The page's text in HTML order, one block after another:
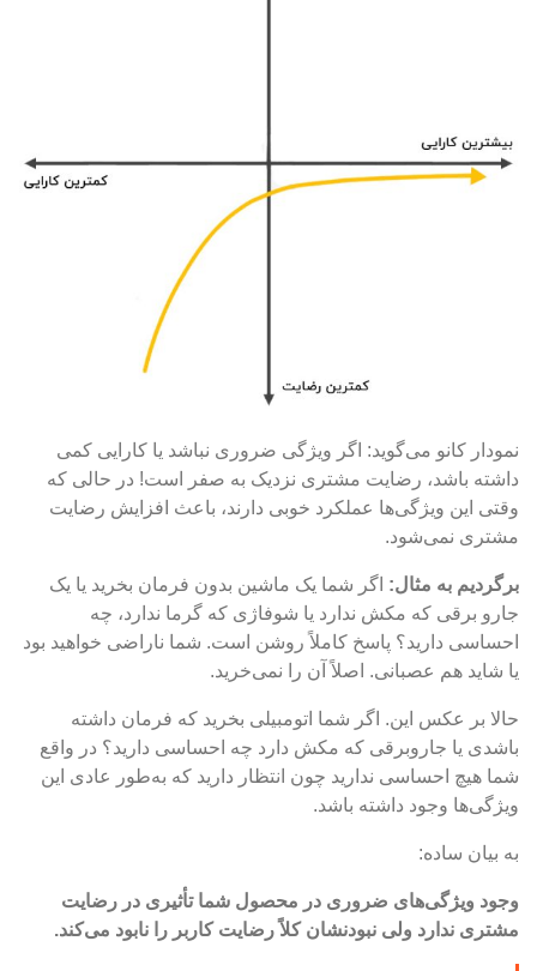
نمودار کانو می‌گوید: اگر ویژگی‌ ضروری نباشد یا کارایی کمی
داشته باشد، رضایت مشتری نزدیک به صفر است! در حالی که
وقتی این ویژگی‌ها عملکرد خوبی دارند، باعث افزایش رضایت
مشتری نمی‌شود.
برگردیم به مثال: اگر شما یک ماشین بدون فرمان بخرید یا یک
جارو برقی که مکش ندارد یا شوفاژی که گرما ندارد، چه
احساسی دارید؟ پاسخ کاملاً روشن است. شما ناراضی خواهید بود
یا شاید هم عصبانی. اصلاً آن را نمی‌خرید.
حالا بر عکس این. اگر شما اتومبیلی بخرید که فرمان داشته
باشدی یا جاروبرقی که مکش دارد چه احساسی دارید؟ در واقع
شما هیچ احساسی ندارید چون انتظار دارید که به‌طور عادی این
ویژگی‌ها وجود داشته باشد.
به بیان ساده:
وجود ویژگی‌های ضروری در محصول شما تأثیری در رضایت
مشتری ندارد ولی نبودنشان کلاً رضایت کاربر را نابود می‌کند.